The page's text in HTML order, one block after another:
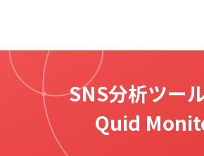
SNS分析ツー
Quid